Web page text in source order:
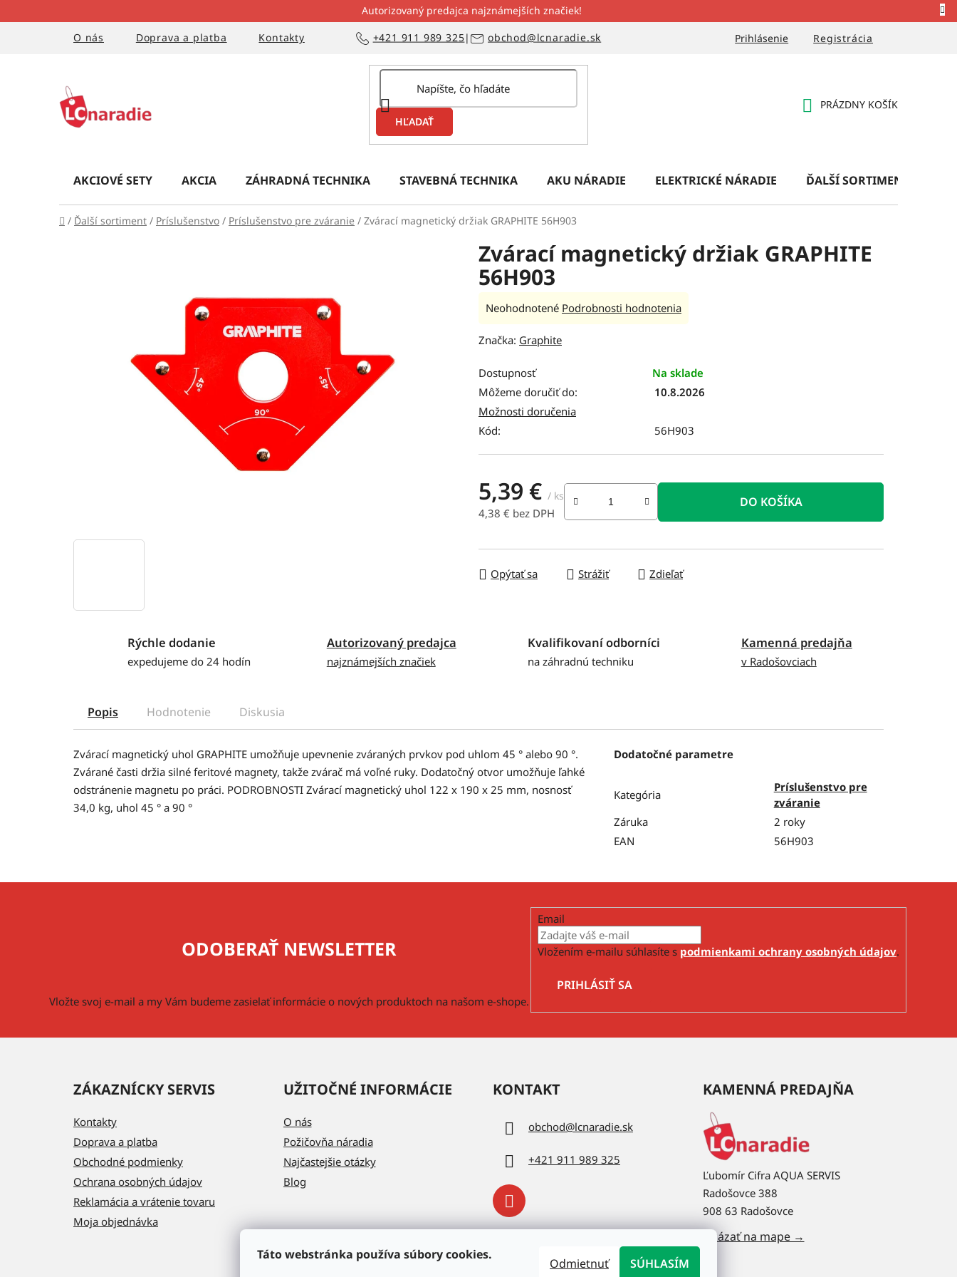
Táto webstránka používa súbory cookies.
Odmietnuť SÚHLASÍM
na
Autorizovaný predajca najznámejších značiek!
O nás
Doprava a platba Kontakty Prihlásenie Registrácia
+421 911 989 325| obchod@lcnaradie.sk
HĽADAŤ
PRÁZDNY KOŠÍK
AKCIOVÉ SETY AKCIA ZÁHRADNÁ TECHNIKA STAVEBNÁ TECHNIKA AKU NÁRADIE ELEKTRICKÉ NÁRADIE ĎALŠÍ SORTIMENT
Domov
/ Ďalší sortiment / Príslušenstvo / Príslušenstvo pre zváranie / Zvárací magnetický držiak GRAPHITE 56H903
Zvárací magnetický držiak GRAPHITE
56H903
Priemerné
produktu
0,0
z
5
hviezdičiek.
Neohodnotené Podrobnosti hodnotenia
Značka: Graphite
Dostupnosť
Na sklade
Môžeme doručiť do:
10.8.2026
Možnosti doručenia
Kód:
56H903
5,39 € / ks
4,38 € bez DPH
DO KOŠÍKA
Opýtať sa Strážiť Zdieľať
Rýchle dodanie
expedujeme do 24 hodín
Autorizovaný predajca
najznámejších značiek
Kvalifikovaní odborníci
na záhradnú techniku
Kamenná predajňa
v Radošovciach
Popis Hodnotenie Diskusia
Zvárací magnetický uhol GRAPHITE umožňuje upevnenie zváraných prvkov pod uhlom 45 ° alebo 90 °.
Zvárané časti držia silné feritové magnety, takže zvárač má voľné ruky. Dodatočný otvor umožňuje ľahké
odstránenie magnetu po práci. PODROBNOSTI Zvárací magnetický uhol 122 x 190 x 25 mm, nosnosť
34,0 kg, uhol 45 ° a 90 °
Dodatočné parametre
Kategória
Príslušenstvo pre
zváranie
Záruka
2 roky
EAN
56H903
ODOBERAŤ NEWSLETTER
Vložte svoj e-mail a my Vám budeme zasielať informácie o nových produktoch na našom e-shope.
Email
Vložením e-mailu súhlasíte s podmienkami ochrany osobných údajov.
PRIHLÁSIŤ SA
ZÁKAZNÍCKY SERVIS
Kontakty
Doprava a platba
Obchodné podmienky
Ochrana osobných údajov
Reklamácia a vrátenie tovaru
Moja objednávka
UŽITOČNÉ INFORMÁCIE
O nás
Požičovňa náradia
Najčastejšie otázky
Blog
KONTAKT
obchod@lcnaradie.sk
+421 911 989 325
KAMENNÁ PREDAJŇA
Ľubomír Cifra AQUA SERVIS
Radošovce 388
908 63 Radošovce
Ukázať na mape →